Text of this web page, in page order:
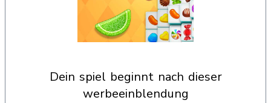
dein spiel beginnt nach dieser
werbeeinblendung